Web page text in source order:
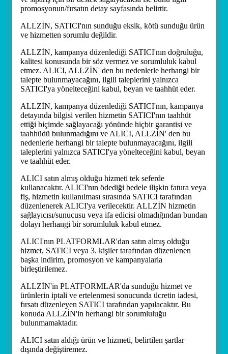
promosyonun/fırsatın detay sayfasında belirtir.
ALLZİN, SATICI'nın sunduğu eksik, kötü sunduğu ürün
ve hizmetten sorumlu değildir.
ALLZİN, kampanya düzenlediği SATICI'nın doğruluğu,
kalitesi konusunda bir söz vermez ve sorumluluk kabul
etmez. ALICI, ALLZİN' den bu nedenlerle herhangi bir
talepte bulunmayacağını, ilgili taleplerini yalnızca
SATICI'ya yönelteceğini kabul, beyan ve taahhüt eder.
ALLZİN, kampanya düzenlediği SATICI'nın, kampanya
detayında bilgisi verilen hizmetin SATICI'nın taahhüt
ettiği biçimde sağlayacağı yönünde hiçbir garantisi ve
taahhüdü bulunmadığını ve ALICI, ALLZİN' den bu
nedenlerle herhangi bir talepte bulunmayacağını, ilgili
taleplerini yalnızca SATICI'ya yönelteceğini kabul, beyan
ve taahhüt eder.
ALICI satın almış olduğu hizmeti tek seferde
kullanacaktır. ALICI'nın ödediği bedele ilişkin fatura veya
fiş, hizmetin kullanılması sırasında SATICI tarafından
düzenlenerek ALICI'ya verilecektir. ALLZİN hizmetin
sağlayıcısı/sunucusu veya ifa edicisi olmadığından bundan
dolayı herhangi bir sorumluluk kabul etmez.
ALICI'nın PLATFORMLAR'dan satın almış olduğu
hizmet, SATICI veya 3. kişiler tarafından düzenlenen
başka indirim, promosyon ve kampanyalarla
birleştirilemez.
ALLZİN'in PLATFORMLAR'da sunduğu hizmet ve
ürünlerin iptali ve ertelenmesi sonucunda ücretin iadesi,
fırsatı düzenleyen SATICI tarafından yapılacaktır. Bu
konuda ALLZİN'in herhangi bir sorumluluğu
bulunmamaktadır.
ALICI satın aldığı ürün ve hizmeti, belirtilen şartlar
dışında değiştiremez.